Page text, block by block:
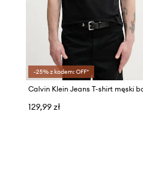
-25% z kodem: OFF*
129,99 zł